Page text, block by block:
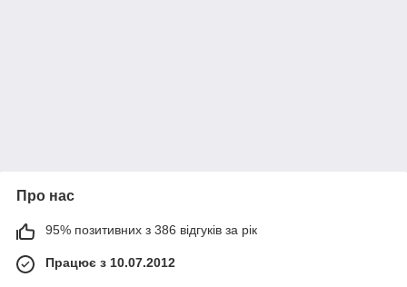
Про нас
95% позитивних з 386 відгуків за рік
Працює з 10.07.2012